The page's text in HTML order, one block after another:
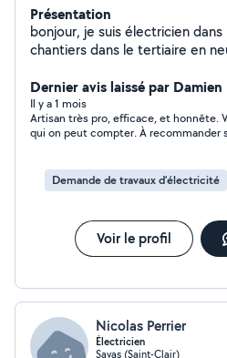
Présentation
bonjour, je suis électricien
chantiers dans le tertiaire en
bonne journée
Dernier avis laissé par
Il y a 1 mois
Artisan très pro, efficace, et honnête. Vraiment quelqu’un sur
qui on peut compter. À recommander
Demande de travaux d’électricité
Voir le profil
Nicolas Perrier
Électricien
Savas (Saint-Clair)